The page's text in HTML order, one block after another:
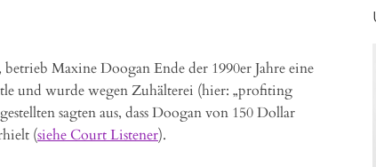
, betrieb Maxine Doogan Ende der 1990er Jahre eine
und wurde wegen Zuhälterei (hier: „profiting
sagten aus, dass Doogan von 150 Dollar
(siehe Court Listener).